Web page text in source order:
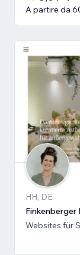
A partire da
HH, DE
Finkenberger
Websites für